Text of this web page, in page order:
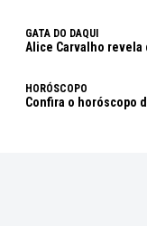
GATA DO DAQUI
Alice Carvalho revela
HORÓSCOPO
Confira o horóscopo